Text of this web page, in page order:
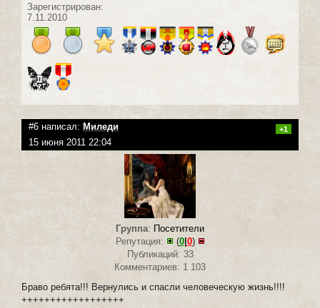
Зарегистрирован:
7.11.2010
#6 написал: Миледи +1
15 июня 2011 22:04
Группа: Посетители
Репутация:
(0| 0)
Публикаций: 33
Комментариев: 1 103
Браво ребята!!! Вернулись и спасли человеческую жизнь!!!!
++++++++++++++++++